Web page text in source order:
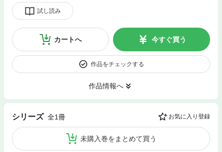
試し読み
カートへ 今すぐ買う
作品をチェックする
作品情報へ
シリーズ 全1冊 お気に入り登録
未購入巻をまとめて買う